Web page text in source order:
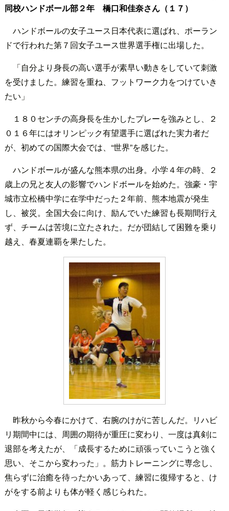
同校ハンドボール部２年 橋口和佳奈さん（１７）
ハンドボールの女子ユース日本代表に選ばれ、ポーラン
ドで行われた第７回女子ユース世界選手権に出場した。
「自分より身長の高い選手が素早い動きをしていて刺激
を受けました。練習を重ね、フットワーク力をつけていき
たい」
１８０センチの高身長を生かしたプレーを強みとし、２
０１６年にはオリンピック有望選手に選ばれた実力者だ
が、初めての国際大会では、“世界”を感じた。
ハンドボールが盛んな熊本県の出身。小学４年の時、２
歳上の兄と友人の影響でハンドボールを始めた。強豪・宇
城市立松橋中学に在学中だった２年前、熊本地震が発生
し、被災。全国大会に向け、励んでいた練習も長期間行え
ず、チームは苦境に立たされた。だが団結して困難を乗り
越え、春夏連覇を果たした。
昨秋から今春にかけて、右腕のけがに苦しんだ。リハビ
リ期間中には、周囲の期待が重圧に変わり、一度は真剣に
退部を考えたが、「成長するために頑張っていこうと強く
思い、そこから変わった」。筋力トレーニングに専念し、
焦らずに治癒を待ったかいあって、練習に復帰すると、け
がをする前よりも体が軽く感じられた。